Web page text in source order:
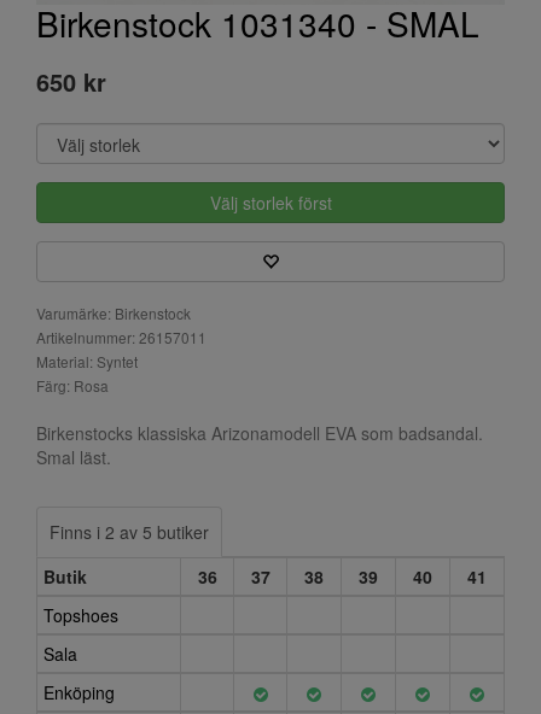
Birkenstock 1031340 - SMAL
650 kr
Välj storlek först
Varumärke: Birkenstock
Artikelnummer: 26157011
Material: Syntet
Färg: Rosa
Birkenstocks klassiska Arizonamodell EVA som badsandal.
Smal läst.
Finns i 2 av 5 butiker
Butik
36 37 38 39 40
41
Topshoes
Sala
Enköping